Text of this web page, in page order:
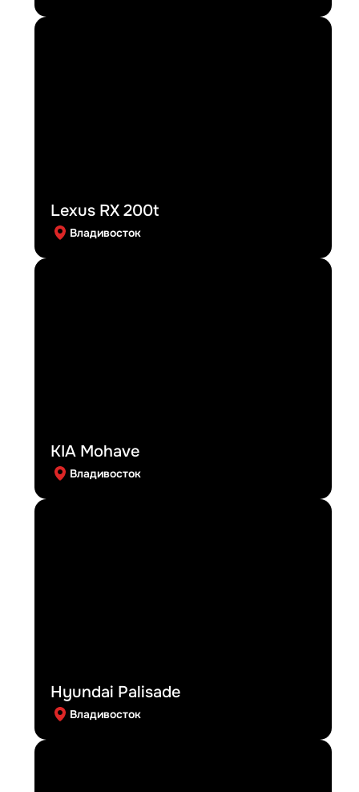
Lexus RX 200t
Владивосток
KIA Mohave
Владивосток
Hyundai Palisade
Владивосток